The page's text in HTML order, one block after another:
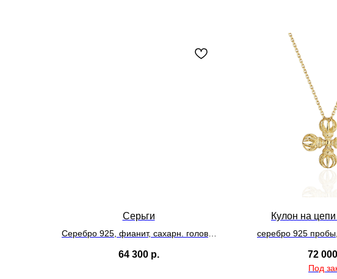
Серьги
Серебро 925, фианит, сахарн. голова,
64 300 р.
Кулон на
серебро 925
72 000